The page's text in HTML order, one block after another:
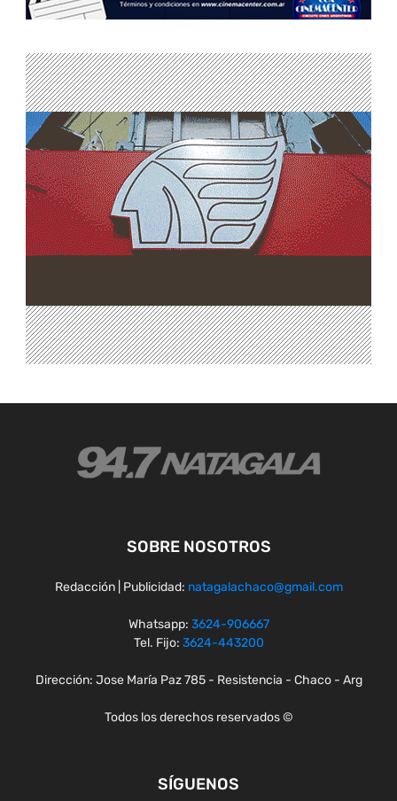
SOBRE NOSOTROS
Redacción | Publicidad: natagalachaco@gmail.com
Whatsapp: 3624-906667
Tel. Fijo: 3624-443200
Dirección: Jose María Paz 785 - Resistencia - Chaco - Arg
Todos los derechos reservados ©
SÍGUENOS